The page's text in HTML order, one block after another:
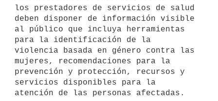
los prestadores de servicios de salud
deben disponer de información visible
al público que incluya herramientas
para la identificación de la
violencia basada en género contra las
mujeres, recomendaciones para la
prevención y protección, recursos y
servicios disponibles para la